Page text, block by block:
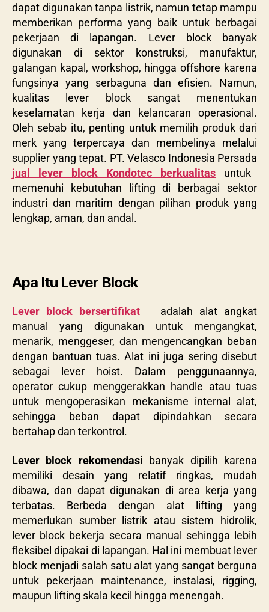
dapat digunakan tanpa listrik, namun tetap mampu
memberikan performa yang baik untuk berbagai
pekerjaan di lapangan. Lever block banyak
digunakan di sektor konstruksi, manufaktur,
galangan kapal, workshop, hingga offshore karena
fungsinya yang serbaguna dan efisien. Namun,
kualitas lever block sangat menentukan
keselamatan kerja dan kelancaran operasional.
Oleh sebab itu, penting untuk memilih produk dari
merk yang terpercaya dan membelinya melalui
supplier yang tepat. PT. Velasco Indonesia Persada
jual lever block Kondotec berkualitas untuk
memenuhi kebutuhan lifting di berbagai sektor
industri dan maritim dengan pilihan produk yang
lengkap, aman, dan andal.
Apa Itu Lever Block
Lever block bersertifikat adalah alat angkat
manual yang digunakan untuk mengangkat,
menarik, menggeser, dan mengencangkan beban
dengan bantuan tuas. Alat ini juga sering disebut
sebagai lever hoist. Dalam penggunaannya,
operator cukup menggerakkan handle atau tuas
untuk mengoperasikan mekanisme internal alat,
sehingga beban dapat dipindahkan secara
bertahap dan terkontrol.
Lever block rekomendasi banyak dipilih karena
memiliki desain yang relatif ringkas, mudah
dibawa, dan dapat digunakan di area kerja yang
terbatas. Berbeda dengan alat lifting yang
memerlukan sumber listrik atau sistem hidrolik,
lever block bekerja secara manual sehingga lebih
fleksibel dipakai di lapangan. Hal ini membuat lever
block menjadi salah satu alat yang sangat berguna
untuk pekerjaan maintenance, instalasi, rigging,
maupun lifting skala kecil hingga menengah.